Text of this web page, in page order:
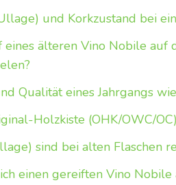
und Korkzustand bei
älteren Vino Nobile auf
Qualität eines Jahrgangs
Holzkiste (OHK/OWC/
sind bei alten Flaschen
einen gereiften Vino Nobile